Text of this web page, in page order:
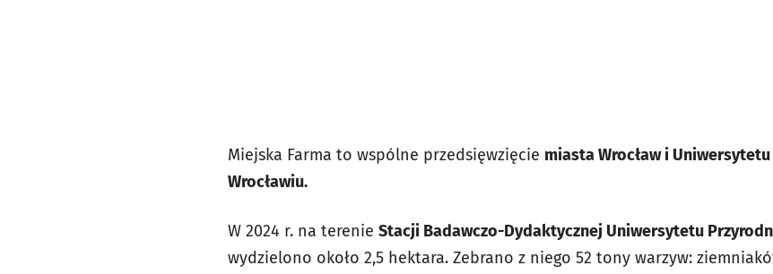
Miejska Farma to wspólne przedsięwzięcie miasta Wrocław i
Wrocławiu.
W 2024 r. na terenie Stacji Badawczo-Dydaktycznej Uniwersytetu
wydzielono około 2,5 hektara. Zebrano z niego 52 tony warzyw: